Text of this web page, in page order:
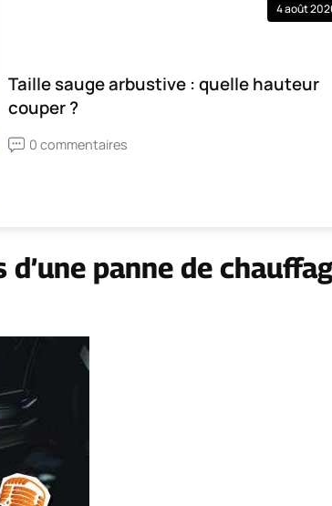
4 août
Taille sauge arbustive : quelle hauteur
couper ?
0 commentaires
panne de